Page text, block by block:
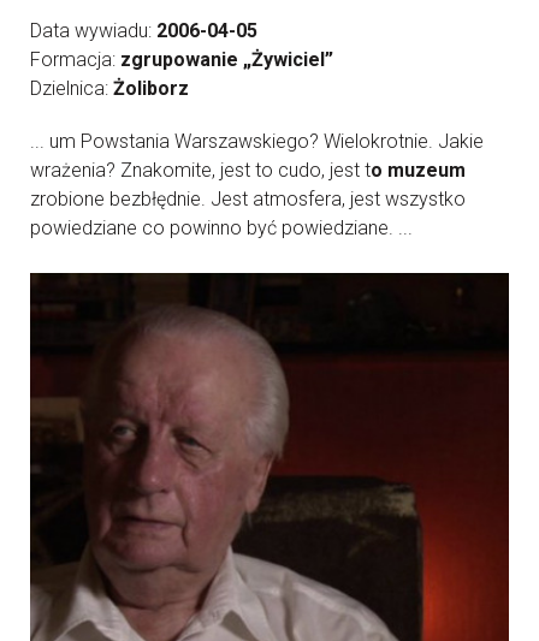
Data wywiadu: 2006-04-05
Formacja: zgrupowanie „Żywiciel”
Dzielnica: Żoliborz
... um Powstania Warszawskiego? Wielokrotnie. Jakie
wrażenia? Znakomite, jest to cudo, jest to muzeum
zrobione bezbłędnie. Jest atmosfera, jest wszystko
powiedziane co powinno być powiedziane. ...